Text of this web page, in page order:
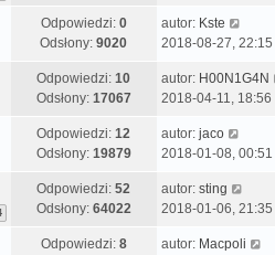
Odpowiedzi: 0
Odsłony:9020
autor: Kste
2018-08-27, 22:15
Odpowiedzi:10
Odsłony: 17067
autor: H00N1G4N
2018-04-11, 18:56
Odpowiedzi:12
Odsłony: 19879
autor: jaco
2018-01-08, 00:51
Odpowiedzi:52
Odsłony: 64022
autor: sting
2018-01-06, 21:35
Odpowiedzi: 8
autor: Macpoli